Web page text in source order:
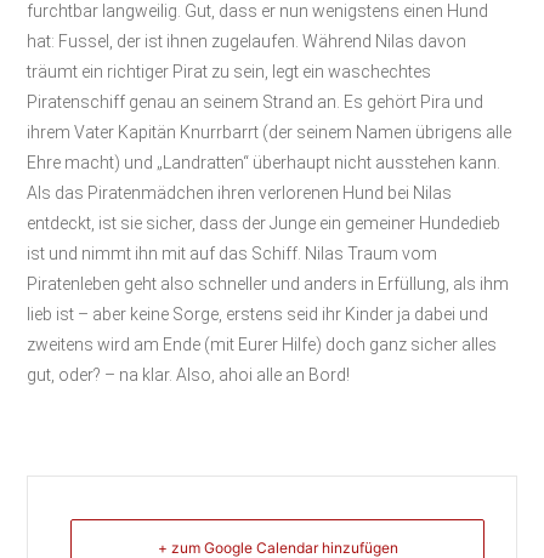
furchtbar langweilig. Gut, dass er nun wenigstens einen Hund
hat: Fussel, der ist ihnen zugelaufen. Während Nilas davon
träumt ein richtiger Pirat zu sein, legt ein waschechtes
Piratenschiff genau an seinem Strand an. Es gehört Pira und
ihrem Vater Kapitän Knurrbarrt (der seinem Namen übrigens alle
Ehre macht) und „Landratten“ überhaupt nicht ausstehen kann.
Als das Piratenmädchen ihren verlorenen Hund bei Nilas
entdeckt, ist sie sicher, dass der Junge ein gemeiner Hundedieb
ist und nimmt ihn mit auf das Schiff. Nilas Traum vom
Piratenleben geht also schneller und anders in Erfüllung, als ihm
lieb ist – aber keine Sorge, erstens seid ihr Kinder ja dabei und
zweitens wird am Ende (mit Eurer Hilfe) doch ganz sicher alles
gut, oder? – na klar. Also, ahoi alle an Bord!
+ zum Google Calendar hinzufügen